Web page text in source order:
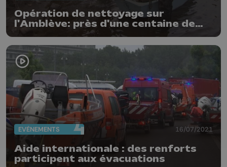
Opération de nettoyage sur
l'Amblève: près d'une centaine de
bénévoles mobilisés
EVÈNEMENTS 16/07/2021
Aide internationale : des renforts
participent aux évacuations